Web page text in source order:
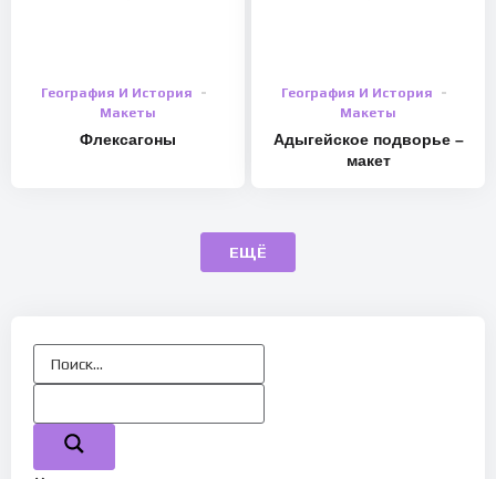
География И История
Макеты
Флексагоны
География И История
Макеты
Адыгейское подворье –
макет
ЕЩЁ